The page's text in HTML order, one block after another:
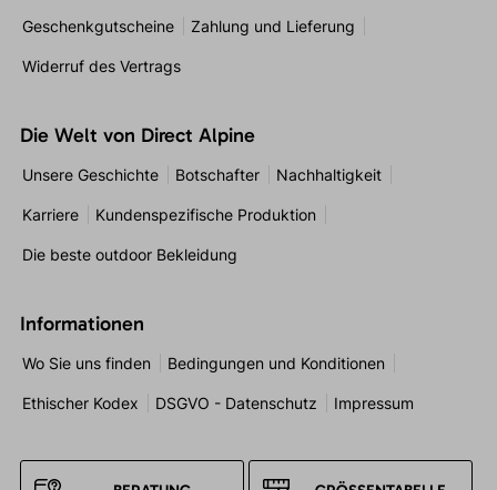
Geschenkgutscheine Zahlung und Lieferung
Widerruf des Vertrags
Die Welt von Direct Alpine
Unsere Geschichte Botschafter Nachhaltigkeit
Karriere Kundenspezifische Produktion
Die beste outdoor Bekleidung
Informationen
Wo Sie uns finden Bedingungen und Konditionen
Ethischer Kodex DSGVO - Datenschutz Impressum